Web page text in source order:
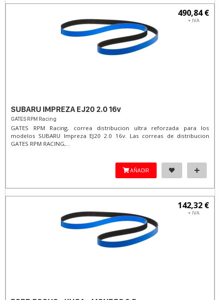
490,84 €
+ IVA
SUBARU IMPREZA EJ20 2.0 16v
GATES RPM Racing
GATES RPM Racing, correa distribucion ultra reforzada para los
modelos SUBARU Impreza EJ20 2.0 16v. Las correas de distribucion
GATES RPM RACING,...
AÑADIR
142,32 €
+ IVA